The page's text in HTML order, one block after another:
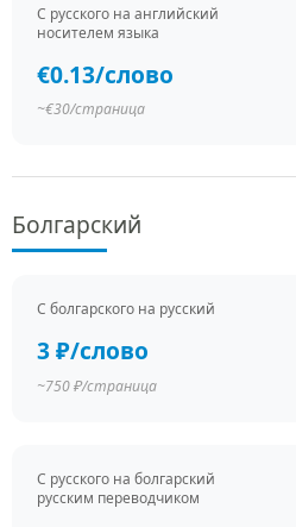
С русского на английский
носителем языка
€0.13/слово
~€30/страница
Болгарский
С болгарского на русский
3 ₽/слово
~750 ₽/страница
С русского на болгарский
русским переводчиком